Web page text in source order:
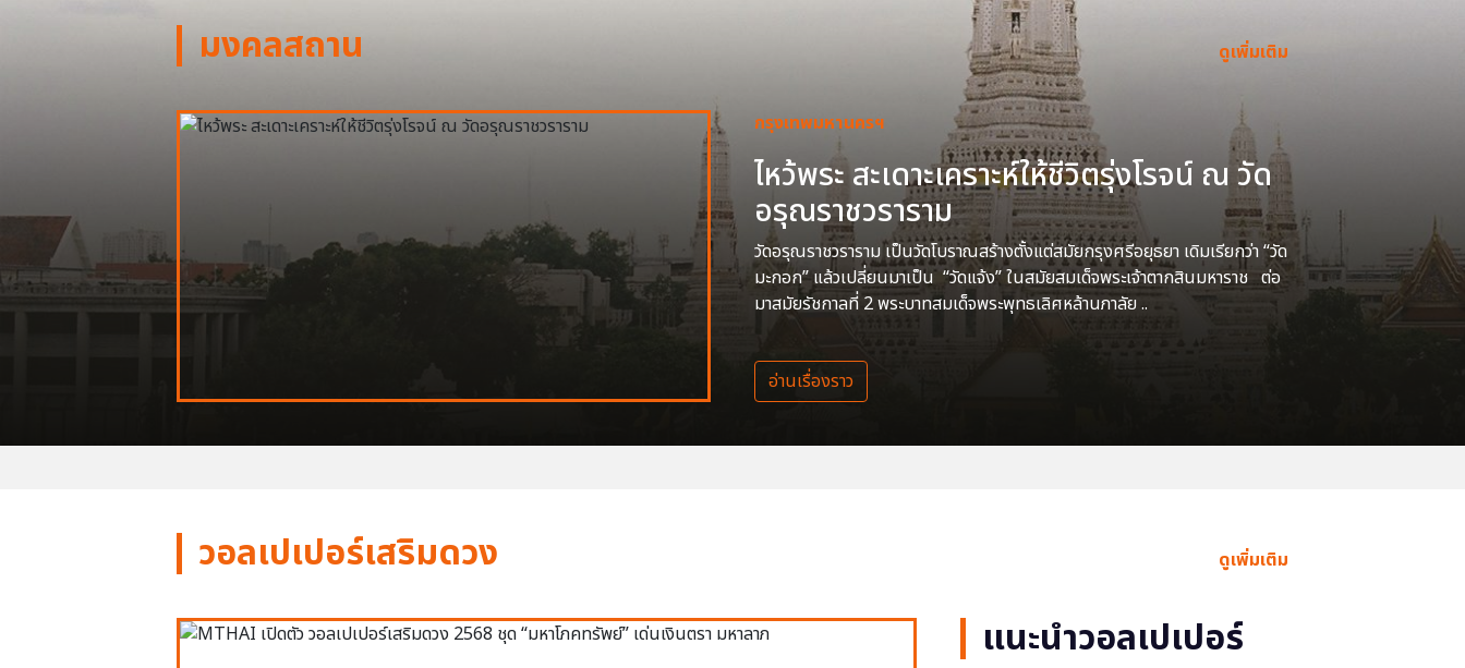
มงคลสถาน ดูเพิ่มเติม
กรุงเทพมหานครฯ
ไหว้พระ สะเดาะเคราะห์ให้ชีวิตรุ่งโรจน์ ณ วัด
อรุณราชวราราม
วัดอรุณราชวราราม เป็นวัดโบราณสร้างตั้งแต่สมัยกรุงศรีอยุธยา เดิมเรียกว่า “วัด
มะกอก” แล้วเปลี่ยนมาเป็น “วัดแจ้ง” ในสมัยสมเด็จพระเจ้าตากสินมหาราช ต่อ
มาสมัยรัชกาลที่ 2 พระบาทสมเด็จพระพุทธเลิศหล้านภาลัย ..
อ่านเรื่องราว
วอลเปเปอร์เสริมดวง ดูเพิ่มเติม
แนะนำวอลเปเปอร์